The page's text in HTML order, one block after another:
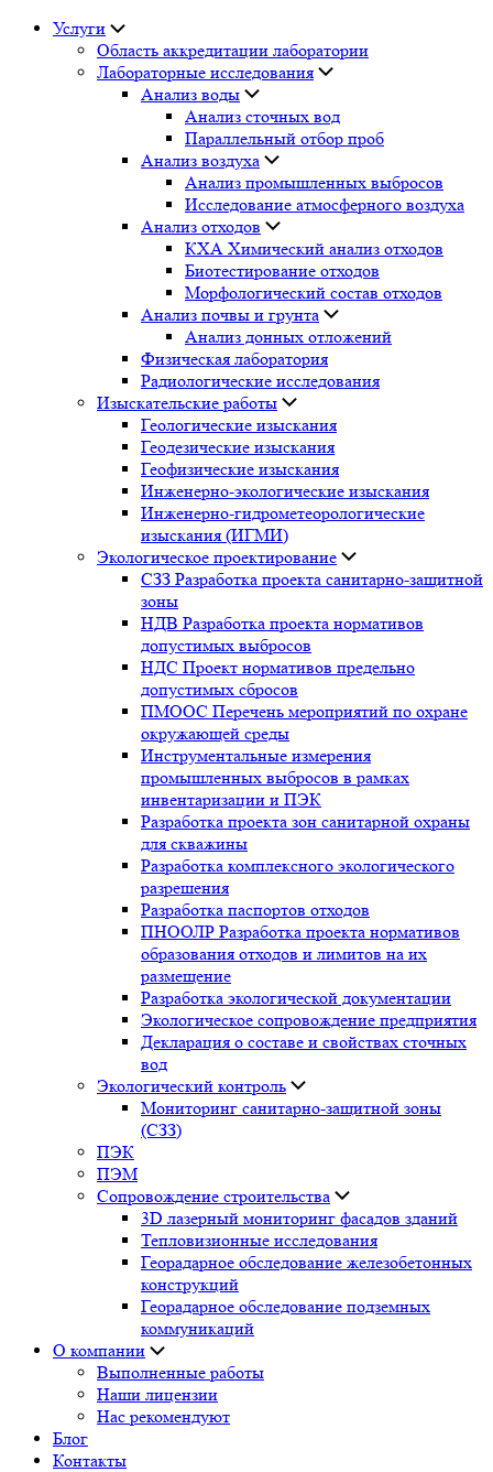
Услуги
Область аккредитации лаборатории
Лабораторные исследования
Анализ воды
Анализ сточных вод
Параллельный отбор проб
Анализ воздуха
Анализ промышленных выбросов
Исследование атмосферного воздуха
Анализ отходов
КХА Химический анализ отходов
Биотестирование отходов
Морфологический состав отходов
Анализ почвы и грунта
Анализ донных отложений
Физическая лаборатория
Радиологические исследования
Изыскательские работы
Геологические изыскания
Геодезические изыскания
Геофизические изыскания
Инженерно-экологические изыскания
Инженерно-гидрометеорологические
изыскания (ИГМИ)
Экологическое проектирование
СЗЗ Разработка проекта санитарно-защитной
зоны
НДВ Разработка проекта нормативов
допустимых выбросов
НДС Проект нормативов предельно
допустимых сбросов
ПМООС Перечень мероприятий по охране
окружающей среды
Инструментальные измерения
промышленных выбросов в рамках
инвентаризации и ПЭК
Разработка проекта зон санитарной охраны
для скважины
Разработка комплексного экологического
разрешения
Разработка паспортов отходов
ПНООЛР Разработка проекта нормативов
образования отходов и лимитов на их
размещение
Разработка экологической документации
Экологическое сопровождение предприятия
Декларация о составе и свойствах сточных
вод
Экологический контроль
Мониторинг санитарно-защитной зоны
(СЗЗ)
ПЭК
ПЭМ
Сопровождение строительства
3D лазерный мониторинг фасадов зданий
Тепловизионные исследования
Георадарное обследование железобетонных
конструкций
Георадарное обследование подземных
коммуникаций
О компании
Выполненные работы
Наши лицензии
Нас рекомендуют
Блог
Контакты